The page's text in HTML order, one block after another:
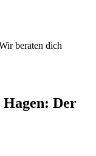
beraten dich
Der